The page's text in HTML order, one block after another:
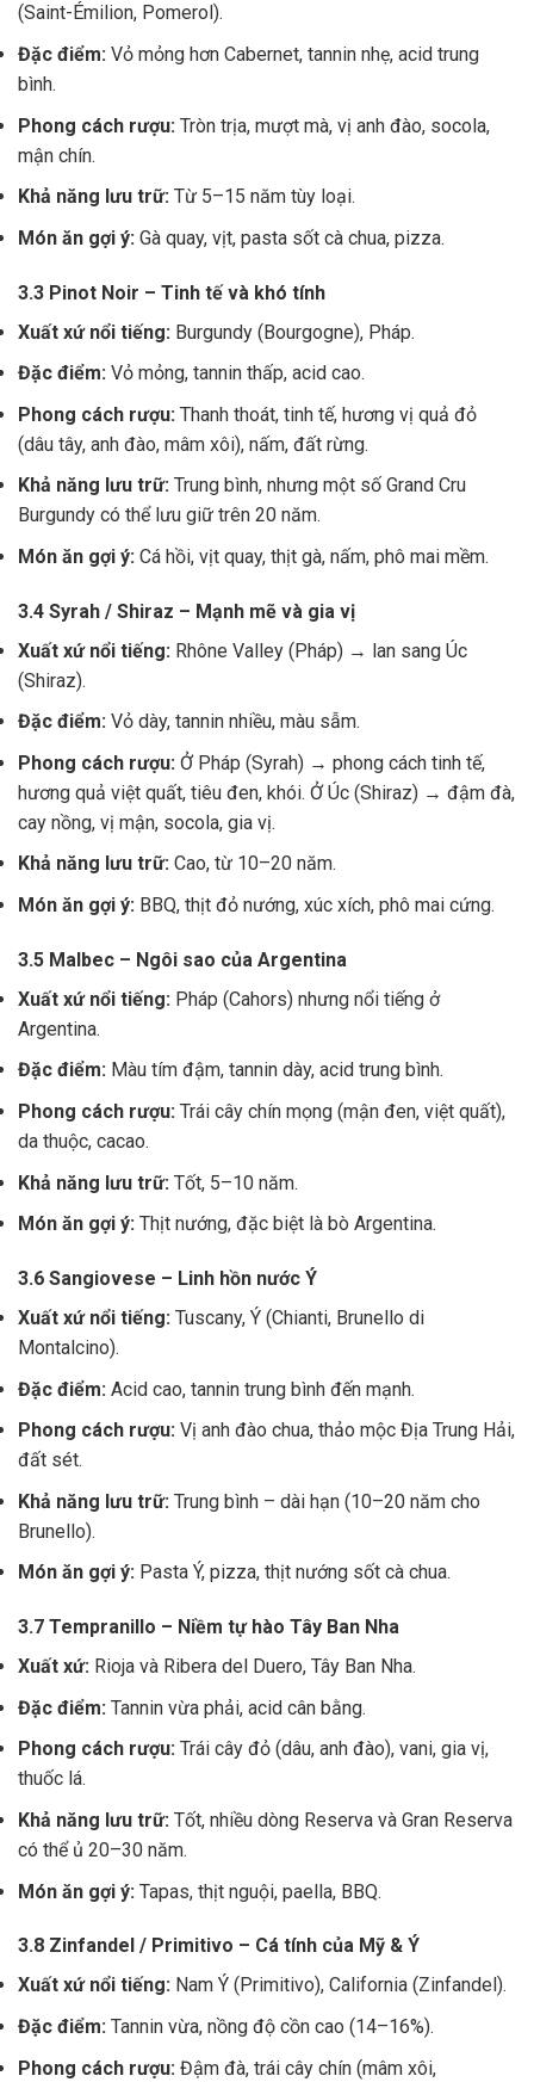
(Saint-Émilion, Pomerol).
Đặc điểm: Vỏ mỏng hơn Cabernet, tannin nhẹ, acid trung
bình.
Phong cách rượu: Tròn trịa, mượt mà, vị anh đào, socola,
mận chín.
Khả năng lưu trữ: Từ 5–15 năm tùy loại.
Món ăn gợi ý: Gà quay, vịt, pasta sốt cà chua, pizza.
3.3 Pinot Noir – Tinh tế và khó tính
Xuất xứ nổi tiếng: Burgundy (Bourgogne), Pháp.
Đặc điểm: Vỏ mỏng, tannin thấp, acid cao.
Phong cách rượu: Thanh thoát, tinh tế, hương vị quả đỏ
(dâu tây, anh đào, mâm xôi), nấm, đất rừng.
Khả năng lưu trữ: Trung bình, nhưng một số Grand Cru
Burgundy có thể lưu giữ trên 20 năm.
Món ăn gợi ý: Cá hồi, vịt quay, thịt gà, nấm, phô mai mềm.
3.4 Syrah / Shiraz – Mạnh mẽ và gia vị
Xuất xứ nổi tiếng: Rhône Valley (Pháp) → lan sang Úc
(Shiraz).
Đặc điểm: Vỏ dày, tannin nhiều, màu sẫm.
Phong cách rượu: Ở Pháp (Syrah) → phong cách tinh tế,
hương quả việt quất, tiêu đen, khói. Ở Úc (Shiraz) → đậm đà,
cay nồng, vị mận, socola, gia vị.
Khả năng lưu trữ: Cao, từ 10–20 năm.
Món ăn gợi ý: BBQ, thịt đỏ nướng, xúc xích, phô mai cứng.
3.5 Malbec – Ngôi sao của Argentina
Xuất xứ nổi tiếng: Pháp (Cahors) nhưng nổi tiếng ở
Argentina.
Đặc điểm: Màu tím đậm, tannin dày, acid trung bình.
Phong cách rượu: Trái cây chín mọng (mận đen, việt quất),
da thuộc, cacao.
Khả năng lưu trữ: Tốt, 5–10 năm.
Món ăn gợi ý: Thịt nướng, đặc biệt là bò Argentina.
3.6 Sangiovese – Linh hồn nước Ý
Xuất xứ nổi tiếng: Tuscany, Ý (Chianti, Brunello di
Montalcino).
Đặc điểm: Acid cao, tannin trung bình đến mạnh.
Phong cách rượu: Vị anh đào chua, thảo mộc Địa Trung Hải,
đất sét.
Khả năng lưu trữ: Trung bình – dài hạn (10–20 năm cho
Brunello).
Món ăn gợi ý: Pasta Ý, pizza, thịt nướng sốt cà chua.
3.7 Tempranillo – Niềm tự hào Tây Ban Nha
Xuất xứ: Rioja và Ribera del Duero, Tây Ban Nha.
Đặc điểm: Tannin vừa phải, acid cân bằng.
Phong cách rượu: Trái cây đỏ (dâu, anh đào), vani, gia vị,
thuốc lá.
Khả năng lưu trữ: Tốt, nhiều dòng Reserva và Gran Reserva
có thể ủ 20–30 năm.
Món ăn gợi ý: Tapas, thịt nguội, paella, BBQ.
3.8 Zinfandel / Primitivo – Cá tính của Mỹ & Ý
Xuất xứ nổi tiếng: Nam Ý (Primitivo), California (Zinfandel).
Đặc điểm: Tannin vừa, nồng độ cồn cao (14–16%).
Phong cách rượu: Đậm đà, trái cây chín (mâm xôi,